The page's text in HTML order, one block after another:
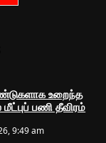
உறைந்த
பணி தீவிரம்
9:49 am